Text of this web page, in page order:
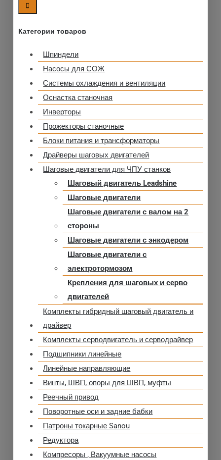
Категории товаров
Шпиндели
Насосы для СОЖ
Системы охлаждения и вентиляции
Оснастка станочная
Инверторы
Прожекторы станочные
Блоки питания и трансформаторы
Драйверы шаговых двигателей
Шаговые двигатели для ЧПУ станков
Шаговый двигатель Leadshine
Шаговые двигатели
Шаговые двигатели с валом на 2
стороны
Шаговые двигатели с энкодером
Шаговые двигатели с
электротормозом
Крепления для шаговых и серво
двигателей
Комплекты гибридный шаговый двигатель и
драйвер
Комплекты серводвигатель и серводрайвер
Подшипники линейные
Линейные направляющие
Винты, ШВП, опоры для ШВП, муфты
Реечный привод
Поворотные оси и задние бабки
Патроны токарные Sanou
Редуктора
Компресоры , Вакуумные насосы